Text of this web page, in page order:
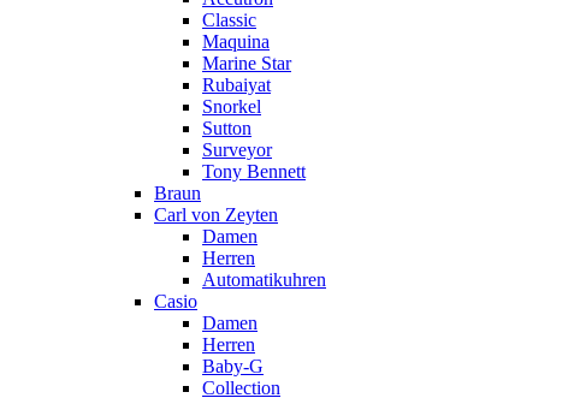
Classic
Maquina
Marine Star
Rubaiyat
Snorkel
Sutton
Surveyor
Tony Bennett
Braun
Carl von Zeyten
Damen
Herren
Automatikuhren
Casio
Damen
Herren
Baby-G
Collection